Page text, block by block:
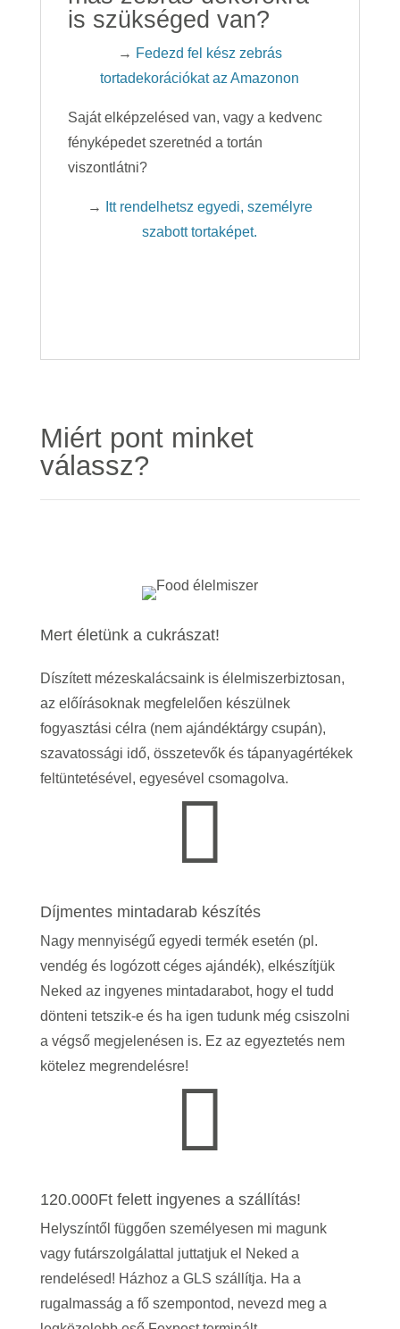
is szükséged van?
→ Fedezd fel kész zebrás
tortadekorációkat az Amazonon
Saját elképzelésed van, vagy a kedvenc
fényképedet szeretnéd a tortán
viszontlátni?
→
Itt rendelhetsz egyedi, személyre
szabott tortaképet.
Miért pont minket
válassz?
Mert életünk a cukrászat!
Díszített mézeskalácsaink is élelmiszerbiztosan,
az előírásoknak megfelelően készülnek
fogyasztási célra (nem ajándéktárgy csupán),
szavatossági idő, összetevők és tápanyagértékek
feltüntetésével, egyesével csomagolva.

Díjmentes mintadarab készítés
Nagy mennyiségű egyedi termék esetén (pl.
vendég és logózott céges ajándék), elkészítjük
Neked az ingyenes mintadarabot, hogy el tudd
dönteni tetszik-e és ha igen tudunk még csiszolni
a végső megjelenésen is. Ez az egyeztetés nem
kötelez megrendelésre!

120.000Ft felett ingyenes a szállítás!
Helyszíntől függően személyesen mi magunk
vagy futárszolgálattal juttatjuk el Neked a
rendelésed! Házhoz a GLS szállítja. Ha a
rugalmasság a fő szempontod, nevezd meg a